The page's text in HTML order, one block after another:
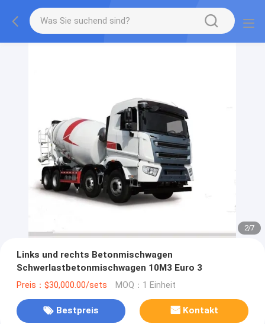
2/7
Links und rechts Betonmischwagen
Schwerlastbetonmischwagen 10M3 Euro 3
Preis：$30,000.00/sets MOQ：1 Einheit
Bestpreis Kontakt